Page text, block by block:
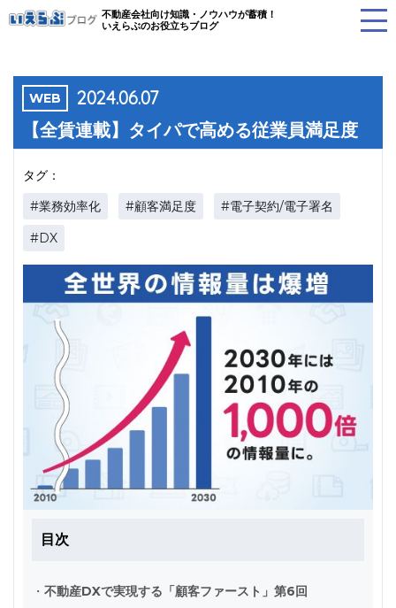
不動産会社向け知識・ノウハウが蓄積！
いえらぶのお役立ちブログ
WEB 2024.06.07
【全賃連載】タイパで高める従業員満足度
タグ：
#業務効率化 #顧客満足度
#電子契約/電子署名
#DX
目次
・ 不動産DXで実現する「顧客ファースト」第6回